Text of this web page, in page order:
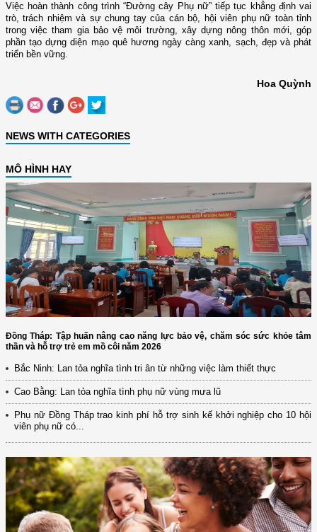
Việc hoàn thành công trình “Đường cây Phụ nữ” tiếp tục khẳng định vai
trò, trách nhiệm và sự chung tay của cán bộ, hội viên phụ nữ toàn tỉnh
trong việc tham gia bảo vệ môi trường, xây dựng nông thôn mới, góp
phần tạo dựng diện mạo quê hương ngày càng xanh, sạch, đẹp và phát
triển bền vững.
Hoa Quỳnh
NEWS WITH CATEGORIES
MÔ HÌNH HAY
Đồng Tháp: Tập huấn nâng cao năng lực bảo vệ, chăm sóc sức khỏe tâm
thần và hỗ trợ trẻ em mồ côi năm 2026
Bắc Ninh: Lan tỏa nghĩa tình tri ân từ những việc làm thiết thực
Cao Bằng: Lan tỏa nghĩa tình phụ nữ vùng mưa lũ
Phụ nữ Đồng Tháp trao kinh phí hỗ trợ sinh kế khởi nghiệp cho 10 hội
viên phụ nữ có...